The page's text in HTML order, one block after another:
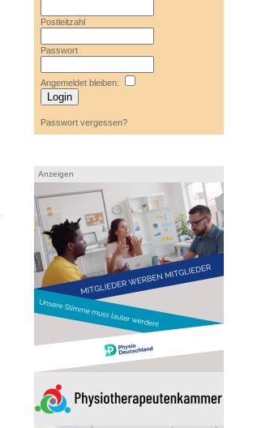
Postleitzahl
Passwort
Angemeldet bleiben:
Passwort vergessen?
Anzeigen